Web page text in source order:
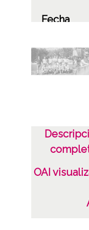
Fecha
1958, agosto,
Notas
Signatura
originales:
Licencia
OAI